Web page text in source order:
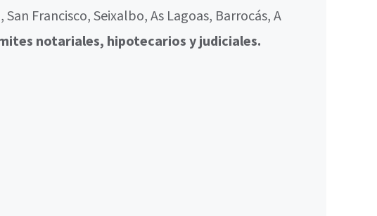
Francisco, Seixalbo, As Lagoas, Barrocás, A
notariales, hipotecarios y judiciales.